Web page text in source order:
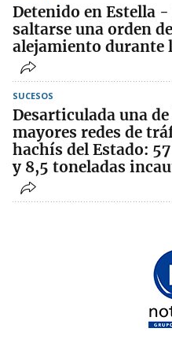
Detenido en Estella
saltarse una orden de
alejamiento durante
SUCESOS
Desarticulada una de
mayores redes de
hachís del Estado:
y 8,5 toneladas